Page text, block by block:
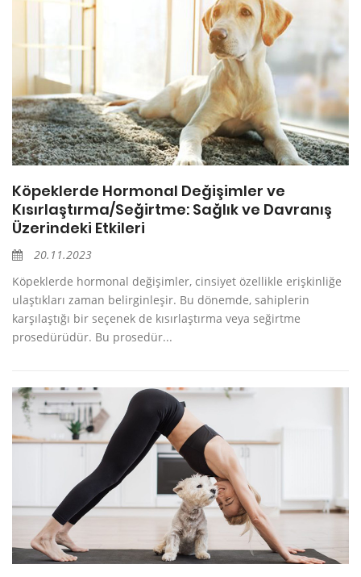
Köpeklerde Hormonal Değişimler ve
Kısırlaştırma/Seğirtme: Sağlık ve Davranış
Üzerindeki Etkileri
20.11.2023
Köpeklerde hormonal değişimler, cinsiyet özellikle erişkinliğe
ulaştıkları zaman belirginleşir. Bu dönemde, sahiplerin
karşılaştığı bir seçenek de kısırlaştırma veya seğirtme
prosedürüdür. Bu prosedür...